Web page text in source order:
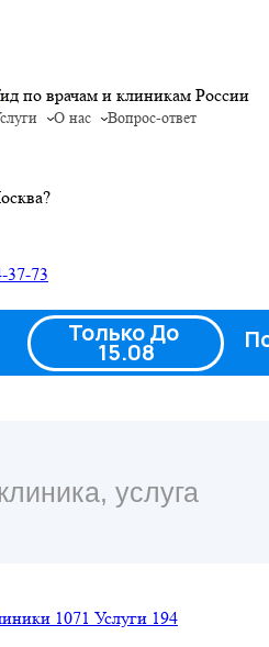
по врачам и клиникам России
О нас Вопрос-ответ
37-73
1071 Услуги 194
Только До
15.08